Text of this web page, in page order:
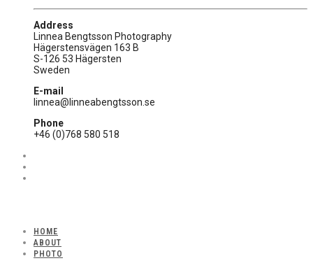
Address
Linnea Bengtsson Photography
Hägerstensvägen 163 B
S-126 53 Hägersten
Sweden
E-mail
linnea@linneabengtsson.se
Phone
+46 (0)768 580 518
HOME
ABOUT
PHOTO